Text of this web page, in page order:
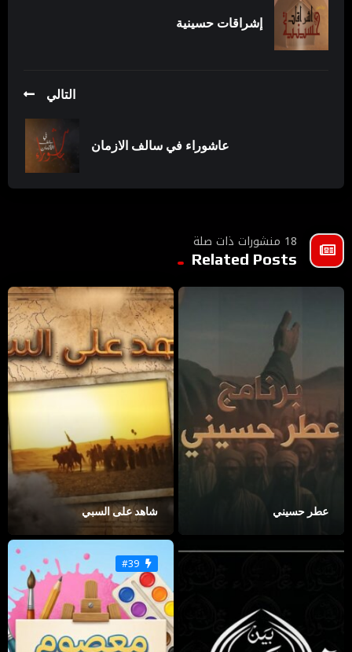
إشراقات حسينية
التالي
عاشوراء في سالف الازمان
18 منشورات ذات صلة
Related Posts
عطر حسيني شاهد على السبي
#39